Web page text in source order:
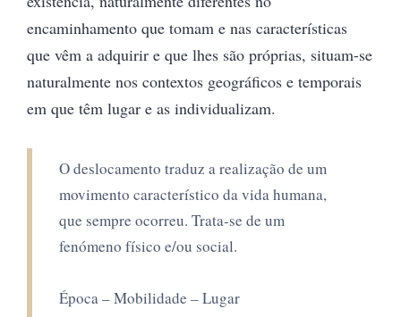
encaminhamento que tomam e nas características
que vêm a adquirir e que lhes são próprias, situam-se
naturalmente nos contextos geográficos e temporais
em que têm lugar e as individualizam.
O deslocamento traduz a realização de um
movimento característico da vida humana,
que sempre ocorreu. Trata-se de um
fenómeno físico e/ou social.
Época – Mobilidade – Lugar